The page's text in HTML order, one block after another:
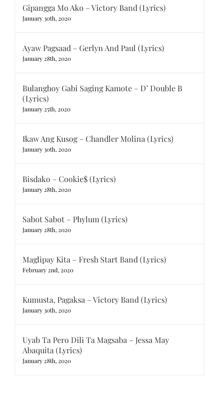
Gipangga Mo Ako – Victory Band (Lyrics)
January 30th, 2020
Ayaw Pagsaad – Gerlyn And Paul (Lyrics)
January 28th, 2020
Bulanghoy Gabi Saging Kamote – D’ Double B
(Lyrics)
January 25th, 2020
Ikaw Ang Kusog – Chandler Molina (Lyrics)
January 30th, 2020
Bisdako – Cookie$ (Lyrics)
January 28th, 2020
Sabot Sabot – Phylum (Lyrics)
January 28th, 2020
Maglipay Kita – Fresh Start Band (Lyrics)
February 2nd, 2020
Kumusta, Pagaksa – Victory Band (Lyrics)
January 30th, 2020
Uyab Ta Pero Dili Ta Magsaba – Jessa May
Abaquita (Lyrics)
January 28th, 2020